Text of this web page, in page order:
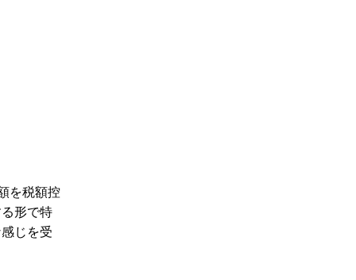
を税額控
形で特
じを受